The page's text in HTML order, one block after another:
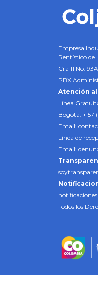
Empresa
Rentístico de
Cra 11 No.
PBX
Atención
Línea
Bogotá: + 57
Email:
Línea de
Email:
Todos los